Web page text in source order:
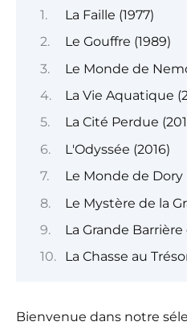
La Faille (1977)
Le Gouffre (1989)
Le Monde de
La Vie Aquatique
La Cité Perdue
L'Odyssée (2016)
Le Monde de Dory
Le Mystère de la
La Grande Barrière
La Chasse au
Bienvenue dans notre